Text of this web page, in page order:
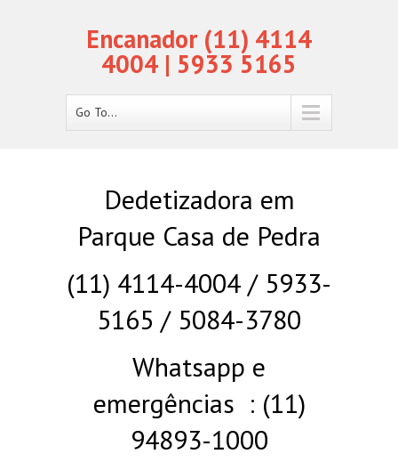
Encanador (11) 4114
4004 | 5933 5165
Go To...
Dedetizadora em
Parque Casa de Pedra
(11) 4114-4004 / 5933-
5165 / 5084-3780
Whatsapp e
emergências : (11)
94893-1000